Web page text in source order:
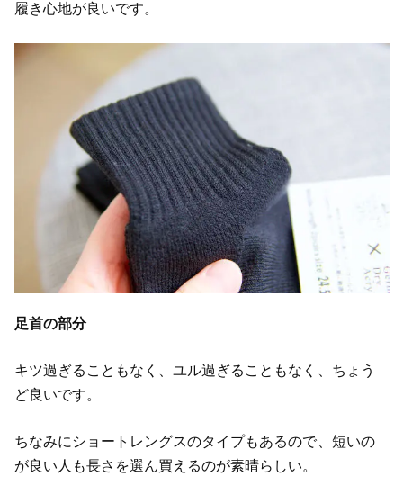
履き心地が良いです。
足首の部分
キツ過ぎることもなく、ユル過ぎることもなく、ちょう
ど良いです。
ちなみにショートレングスのタイプもあるので、短いの
が良い人も長さを選ん買えるのが素晴らしい。